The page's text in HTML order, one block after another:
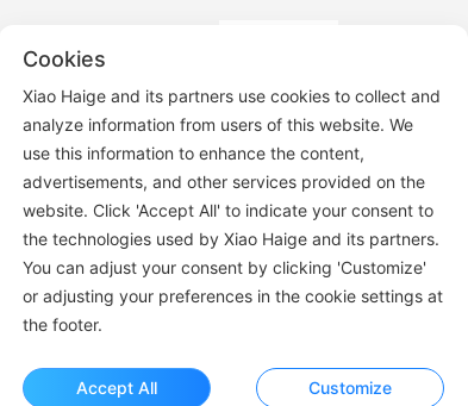
WeChat Official Account
Cookies
Xiao Haige and its partners use cookies to collect and
analyze information from users of this website. We
use this information to enhance the content,
advertisements, and other services provided on the
website. Click 'Accept All' to indicate your consent to
the technologies used by Xiao Haige and its partners.
You can adjust your consent by clicking 'Customize'
or adjusting your preferences in the cookie settings at
the footer.
Accept All Customize